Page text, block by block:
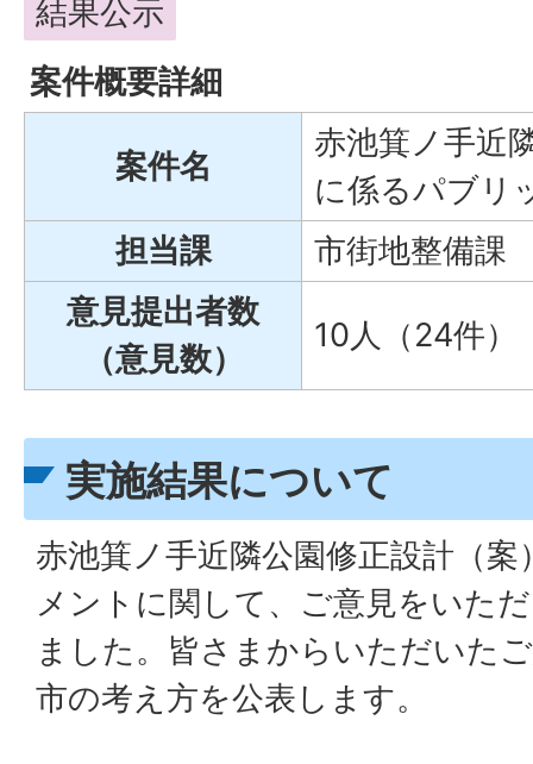
結果公示
案件概要詳細
案件名
赤池箕ノ手近
に係るパブリ
担当課
市街地整備課
意見提出者数
（意見数）
10人（24件）
実施結果について
赤池箕ノ手近隣公園修正設計（
メントに関して、ご意見をいた
ました。皆さまからいただいた
市の考え方を公表します。